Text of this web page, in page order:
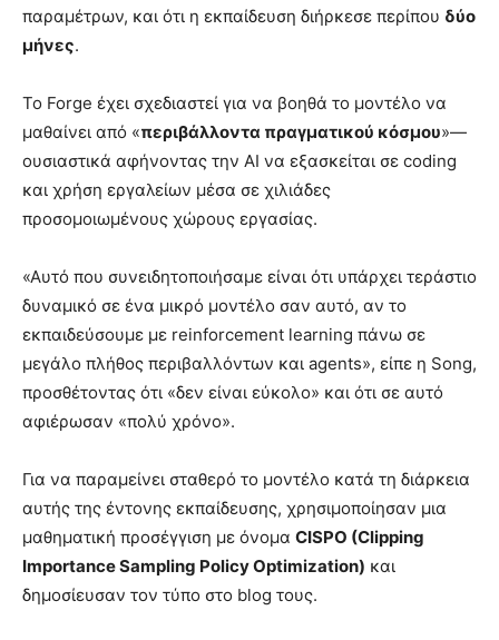
παραμέτρων, και ότι η εκπαίδευση διήρκεσε περίπου δύο
μήνες.
Το Forge έχει σχεδιαστεί για να βοηθά το μοντέλο να
μαθαίνει από «περιβάλλοντα πραγματικού κόσμου»—
ουσιαστικά αφήνοντας την AI να εξασκείται σε coding
και χρήση εργαλείων μέσα σε χιλιάδες
προσομοιωμένους χώρους εργασίας.
«Αυτό που συνειδητοποιήσαμε είναι ότι υπάρχει τεράστιο
δυναμικό σε ένα μικρό μοντέλο σαν αυτό, αν το
εκπαιδεύσουμε με reinforcement learning πάνω σε
μεγάλο πλήθος περιβαλλόντων και agents», είπε η Song,
προσθέτοντας ότι «δεν είναι εύκολο» και ότι σε αυτό
αφιέρωσαν «πολύ χρόνο».
Για να παραμείνει σταθερό το μοντέλο κατά τη διάρκεια
αυτής της έντονης εκπαίδευσης, χρησιμοποίησαν μια
μαθηματική προσέγγιση με όνομα CISPO (Clipping
Importance Sampling Policy Optimization) και
δημοσίευσαν τον τύπο στο blog τους.